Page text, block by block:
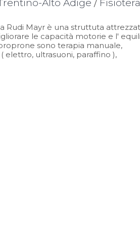
Alto Adige /
Rudi Mayr è una struttuta
le capacità motorie e l'
sono terapia manuale,
elettro, ultrasuoni, paraffino ),